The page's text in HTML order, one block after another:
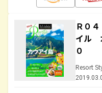
Ｒ０
イル
０
Resort